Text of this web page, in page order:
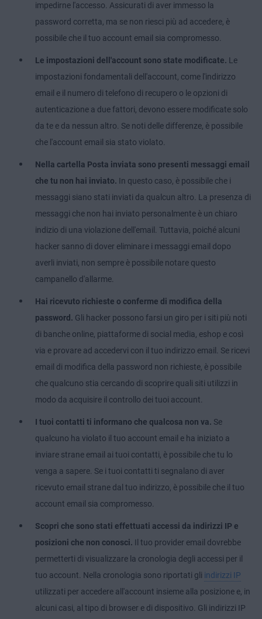
impedirne l'accesso. Assicurati di aver immesso la
password corretta, ma se non riesci più ad accedere, è
possibile che il tuo account email sia compromesso.
Le impostazioni dell'account sono state modificate. Le
impostazioni fondamentali dell'account, come l'indirizzo
email e il numero di telefono di recupero o le opzioni di
autenticazione a due fattori, devono essere modificate solo
da te e da nessun altro. Se noti delle differenze, è possibile
che l'account email sia stato violato.
Nella cartella Posta inviata sono presenti messaggi email
che tu non hai inviato. In questo caso, è possibile che i
messaggi siano stati inviati da qualcun altro. La presenza di
messaggi che non hai inviato personalmente è un chiaro
indizio di una violazione dell'email. Tuttavia, poiché alcuni
hacker sanno di dover eliminare i messaggi email dopo
averli inviati, non sempre è possibile notare questo
campanello d'allarme.
Hai ricevuto richieste o conferme di modifica della
password. Gli hacker possono farsi un giro per i siti più noti
di banche online, piattaforme di social media, eshop e così
via e provare ad accedervi con il tuo indirizzo email. Se ricevi
email di modifica della password non richieste, è possibile
che qualcuno stia cercando di scoprire quali siti utilizzi in
modo da acquisire il controllo dei tuoi account.
I tuoi contatti ti informano che qualcosa non va. Se
qualcuno ha violato il tuo account email e ha iniziato a
inviare strane email ai tuoi contatti, è possibile che tu lo
venga a sapere. Se i tuoi contatti ti segnalano di aver
ricevuto email strane dal tuo indirizzo, è possibile che il tuo
account email sia compromesso.
Scopri che sono stati effettuati accessi da indirizzi IP e
posizioni che non conosci. Il tuo provider email dovrebbe
permetterti di visualizzare la cronologia degli accessi per il
tuo account. Nella cronologia sono riportati gli indirizzi IP
utilizzati per accedere all'account insieme alla posizione e, in
alcuni casi, al tipo di browser e di dispositivo. Gli indirizzi IP